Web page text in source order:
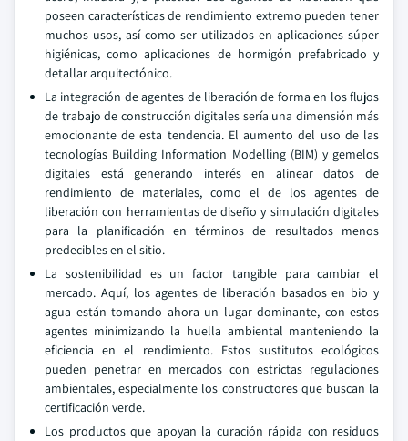
poseen características de rendimiento extremo pueden tener
muchos usos, así como ser utilizados en aplicaciones súper
higiénicas, como aplicaciones de hormigón prefabricado y
detallar arquitectónico.
La integración de agentes de liberación de forma en los flujos
de trabajo de construcción digitales sería una dimensión más
emocionante de esta tendencia. El aumento del uso de las
tecnologías Building Information Modelling (BIM) y gemelos
digitales está generando interés en alinear datos de
rendimiento de materiales, como el de los agentes de
liberación con herramientas de diseño y simulación digitales
para la planificación en términos de resultados menos
predecibles en el sitio.
La sostenibilidad es un factor tangible para cambiar el
mercado. Aquí, los agentes de liberación basados en bio y
agua están tomando ahora un lugar dominante, con estos
agentes minimizando la huella ambiental manteniendo la
eficiencia en el rendimiento. Estos sustitutos ecológicos
pueden penetrar en mercados con estrictas regulaciones
ambientales, especialmente los constructores que buscan la
certificación verde.
Los productos que apoyan la curación rápida con residuos